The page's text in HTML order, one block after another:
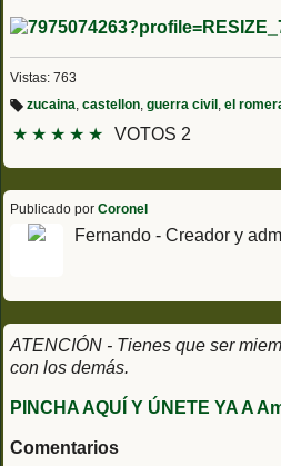
Vistas: 763
iq
a
s:
zucaina, castellon, guerra civil , el
★ ★ ★ ★ ★ VOTOS 2
Publicado por Coronel
Fernando - Creador y
ATENCIÓN - Tienes que ser
con los demás.
PINCHA AQUÍ Y ÚNETE YA A
Comentarios